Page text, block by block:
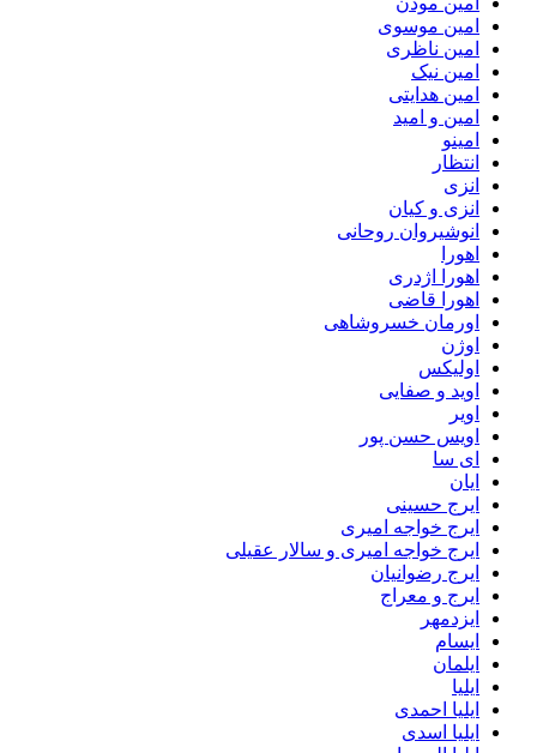
امین موسوی
امین ناظری
امین نیک
امین هدایتی
امین و امید
امینو
انتظار
انزی
انزی و کیان
انوشیروان روحانی
اهورا
اهورا اژدری
اهورا قاضی
اورمان خسروشاهی
اوژن
اولیکس
اوید و صفایی
اویر
اویس حسن پور
ای سا
ایان
ایرج حسینی
ایرج خواجه امیری
ایرج خواجه امیری و سالار عقیلی
ایرج رضوانیان
ایرج و معراج
ایزدمهر
ایسام
ایلمان
ایلیا
ایلیا احمدی
ایلیا اسدی